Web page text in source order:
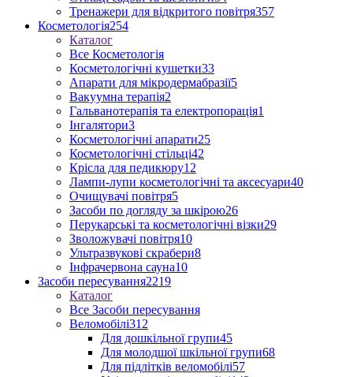
Тренажери для відкритого повітря357
Косметологія254
Каталог
Все Косметологія
Косметологічні кушетки33
Апарати для мікродермабразії5
Вакуумна терапія2
Гальванотерапія та електропорація1
Інгалятори3
Косметологічні апарати25
Косметологічні стільці42
Крісла для педикюру12
Лампи-лупи косметологічні та аксесуари40
Очищувачі повітря5
Засоби по догляду за шкірою26
Перукарські та косметологічні візки29
Зволожувачі повітря10
Ультразвукові скрабери8
Інфрачервона сауна10
Засоби пересування2219
Каталог
Все Засоби пересування
Веломобілі312
Для дошкільної групи45
Для молодшої шкільної групи68
Для підлітків веломобілі57